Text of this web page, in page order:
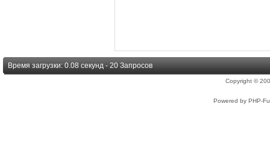
Время загрузки: 0.08 секунд - 20 Запросов
Copyright ©
Powered by PHP-